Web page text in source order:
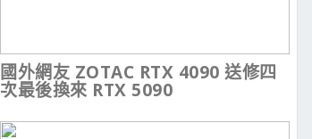
國外網友 ZOTAC RTX 4090 送修四
次最後換來 RTX 5090